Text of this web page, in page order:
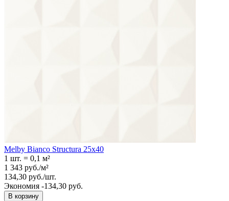
Melby Bianco Structura 25х40
1 шт. = 0,1 м²
1 343 руб./м²
134,30 руб./шт.
Экономия -134,30 руб.
В корзину